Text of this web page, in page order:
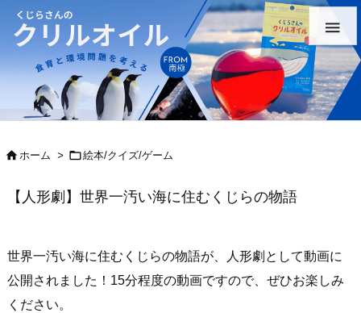

ホーム > 絵本/クイズ/ゲーム
【人形劇】世界一汚い海に住むくじらの物語
世界一汚い海に住むくじらの物語が、人形劇として動画に
公開されました！15分程度の動画ですので、ぜひお楽しみ
ください。